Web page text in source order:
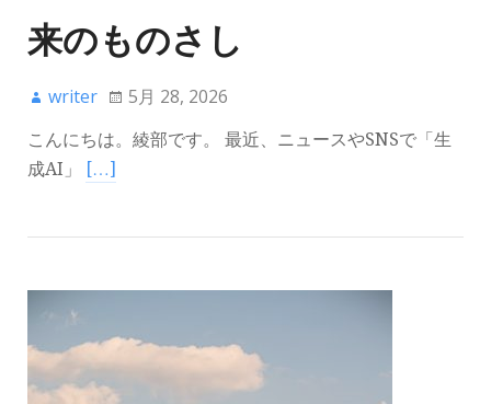
来のものさし
writer 5月 28, 2026
こんにちは。綾部です。 最近、ニュースやSNSで「生
成AI」
[…]